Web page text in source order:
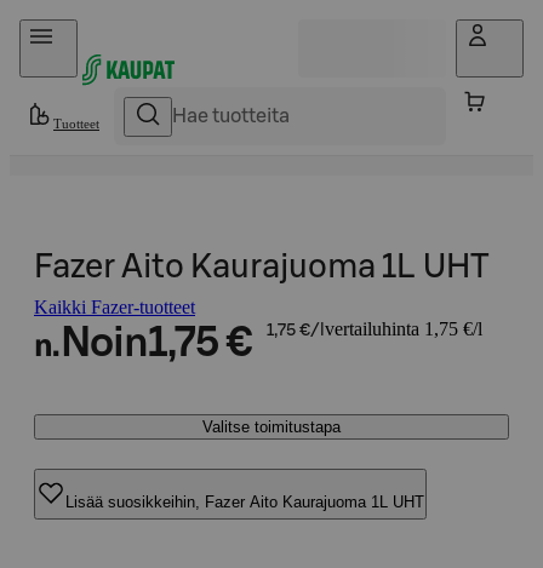
Hyppää sisältöön
Tuotteet
Fazer Aito Kaurajuoma 1L UHT
Kaikki Fazer-tuotteet
n. Noin1,75 € 1,75 €/l vertailuhinta 1,75 €/l
Valitse toimitustapa
Lisää suosikkeihin, Fazer Aito Kaurajuoma 1L UHT